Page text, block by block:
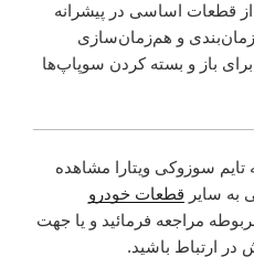
قطعات اساسی در پیشرانه
و هم‌زمان‌سازی
باز و بسته کردن سوپاپ‌ها
سوزوکی ویتارا مشاهده
به سایر قطعات خودرو
مراجعه فرمائید و یا جهت
ارتباط باشید.